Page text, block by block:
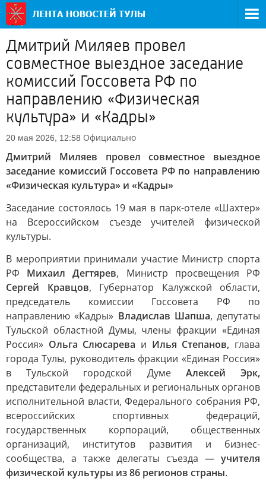
Дмитрий Миляев провел
совместное выездное заседание
комиссий Госсовета РФ по
направлению «Физическая
культура» и «Кадры»
20 мая 2026, 12:58 Официально
Дмитрий Миляев провел совместное выездное
заседание комиссий Госсовета РФ по направлению
«Физическая культура» и «Кадры»
Заседание состоялось 19 мая в парк-отеле «Шахтер»
на Всероссийском съезде учителей физической
культуры.
В мероприятии принимали участие Министр спорта
РФ Михаил Дегтярев, Министр просвещения РФ
Сергей Кравцов, Губернатор Калужской области,
председатель комиссии Госсовета РФ по
направлению «Кадры» Владислав Шапша, депутаты
Тульской областной Думы, члены фракции «Единая
Россия» Ольга Слюсарева и Илья Степанов, глава
города Тулы, руководитель фракции «Единая Россия»
в Тульской городской Думе Алексей Эрк,
представители федеральных и региональных органов
исполнительной власти, Федерального собрания РФ,
всероссийских спортивных федераций,
государственных корпораций, общественных
организаций, институтов развития и бизнес-
сообщества, а также делегаты съезда — учителя
физической культуры из 86 регионов страны.